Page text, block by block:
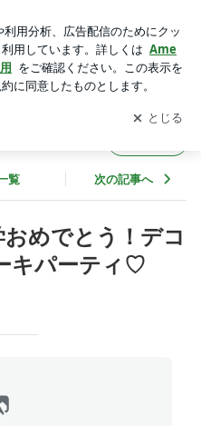
更新通知
を受け取りまし
開く
覧 次の記事へ
おめでとう！デコ
キパーティ♡